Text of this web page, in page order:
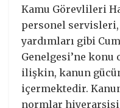
Kamu Görevlileri
personel
yardımları gibi
Genelgesi’ne konu
ilişkin, kanun
içermektedir.
normlar